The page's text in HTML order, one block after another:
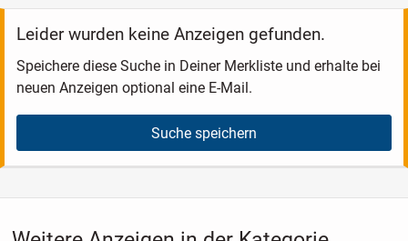
Leider wurden keine Anzeigen gefunden.
Speichere diese Suche in Deiner Merkliste und erhalte bei
neuen Anzeigen optional eine E-Mail.
Suche speichern